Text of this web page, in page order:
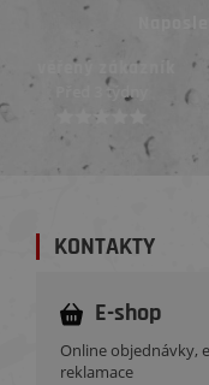
Ověřený
Před 3 týdny
KONTAKTY
E-shop
Online objednávky,
reklamace